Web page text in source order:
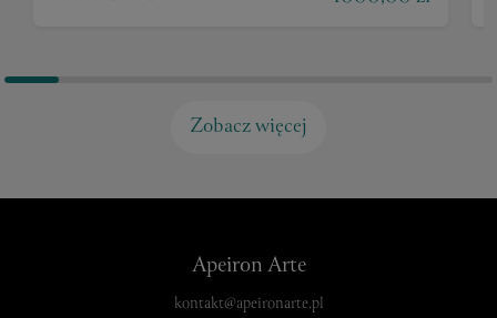
Zobacz więcej
Apeiron Arte
kontakt@apeironarte.pl